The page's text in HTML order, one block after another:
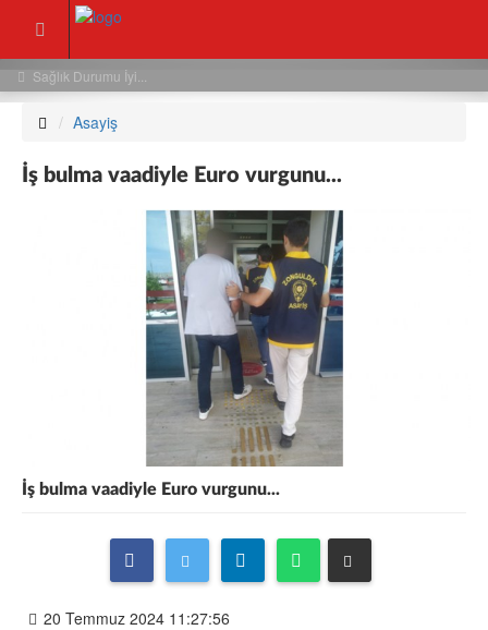
İyi...
Asayiş
İş bulma vaadiyle Euro vurgunu...
İş bulma vaadiyle Euro vurgunu...
20 Temmuz 2024 11:27:56